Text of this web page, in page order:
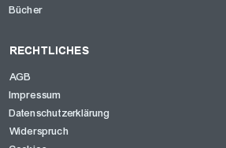
Bücher
RECHTLICHES
AGB
Impressum
Datenschutzerklärung
Widerspruch